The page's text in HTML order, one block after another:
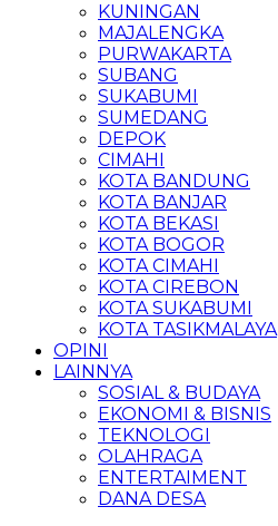
KUNINGAN
MAJALENGKA
PURWAKARTA
SUBANG
SUKABUMI
SUMEDANG
DEPOK
CIMAHI
KOTA BANDUNG
KOTA BANJAR
KOTA BEKASI
KOTA BOGOR
KOTA CIMAHI
KOTA CIREBON
KOTA SUKABUMI
KOTA TASIKMALAYA
OPINI
LAINNYA
SOSIAL & BUDAYA
EKONOMI & BISNIS
TEKNOLOGI
OLAHRAGA
ENTERTAIMENT
DANA DESA